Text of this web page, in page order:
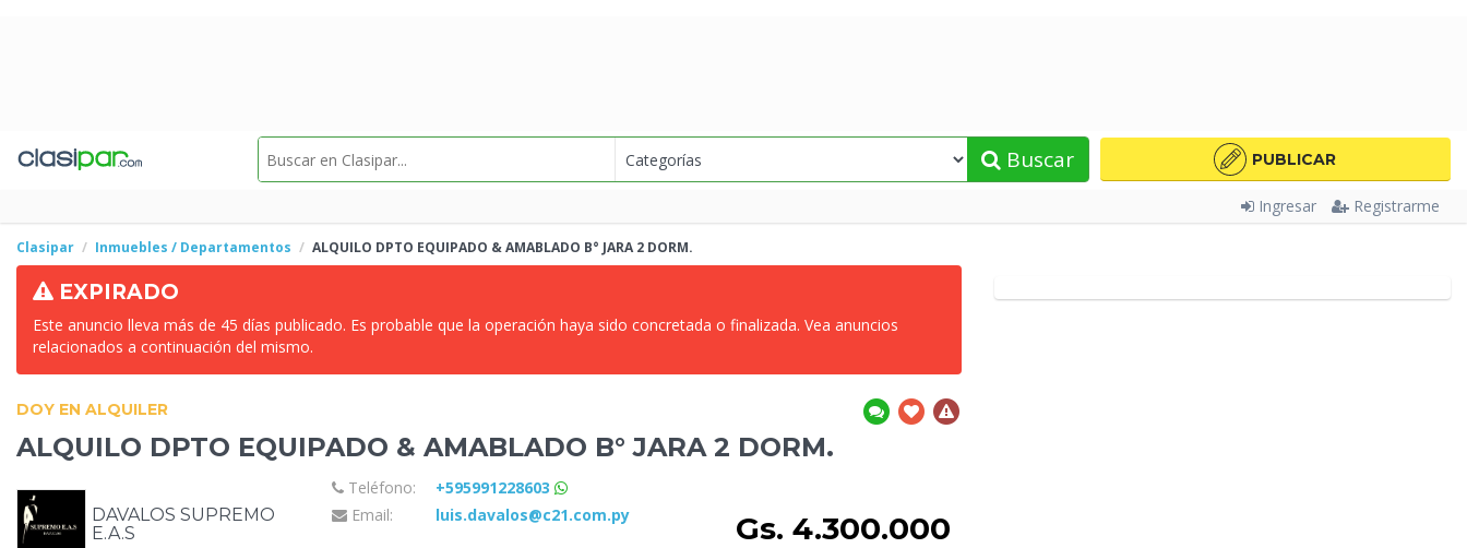
Buscar PUBLICAR
Ingresar Registrarme
Clasipar Inmuebles / Departamentos ALQUILO DPTO EQUIPADO &AMABLADO B° JARA 2 DORM.
EXPIRADO
Este anuncio lleva más de 45 días publicado. Es probable que la operación haya sido concretada o finalizada. Vea anuncios
relacionados a continuación del mismo.
DOY EN ALQUILER
ALQUILO DPTO EQUIPADO & AMABLADO B° JARA 2 DORM.
DAVALOS SUPREMO
E.A.S
Teléfono:
+595991228603
Email:
luis.davalos@c21.com.py Gs. 4.300.000